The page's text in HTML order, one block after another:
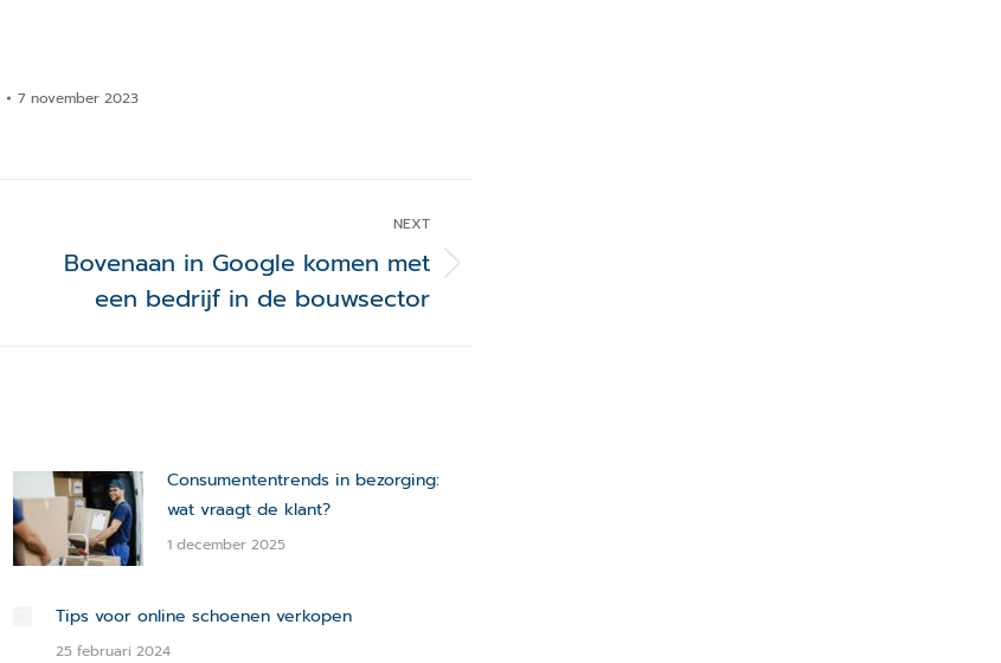
7 november 2023
NEXT
Bovenaan in Google komen met
een bedrijf in de bouwsector
Consumententrends in bezorging:
wat vraagt de klant?
1 december 2025
Tips voor online schoenen verkopen
25 februari 2024